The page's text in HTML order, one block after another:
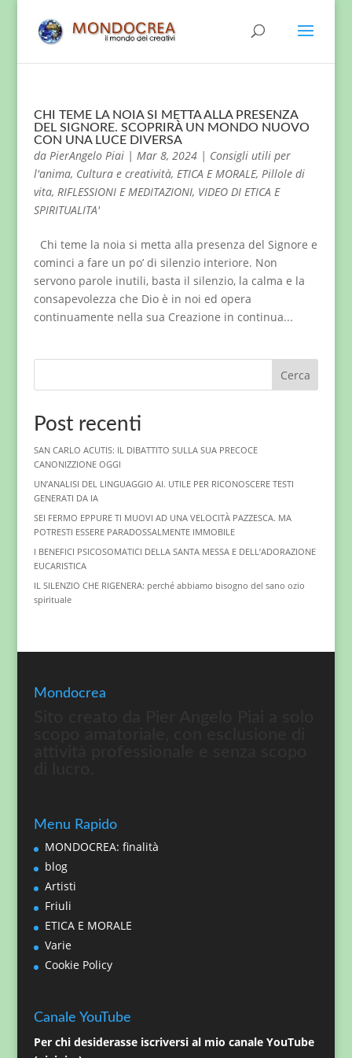
CHI TEME LA NOIA SI METTA ALLA PRESENZA
DEL SIGNORE. SCOPRIRÀ UN MONDO NUOVO
CON UNA LUCE DIVERSA
da PierAngelo Piai| Mar 8, 2024| Consigli utili per
l'anima, Cultura e creatività, ETICA E MORALE, Pillole di
vita, RIFLESSIONI E MEDITAZIONI, VIDEO DI ETICA E
SPIRITUALITA'
Chi teme la noia si metta alla presenza del Signore e
cominci a fare un po’ di silenzio interiore. Non
servono parole inutili, basta il silenzio, la calma e la
consapevolezza che Dio è in noi ed opera
continuamente nella sua Creazione in continua...
Cerca
Post recenti
SAN CARLO ACUTIS: IL DIBATTITO SULLA SUA PRECOCE
CANONIZZIONE OGGI
UN’ANALISI DEL LINGUAGGIO AI. UTILE PER RICONOSCERE TESTI
GENERATI DA IA
SEI FERMO EPPURE TI MUOVI AD UNA VELOCITÀ PAZZESCA. MA
POTRESTI ESSERE PARADOSSALMENTE IMMOBILE
I BENEFICI PSICOSOMATICI DELLA SANTA MESSA E DELL’ADORAZIONE
EUCARISTICA
IL SILENZIO CHE RIGENERA: perché abbiamo bisogno del sano ozio
spirituale
Mondocrea
Menu Rapido
MONDOCREA: finalità
blog
Artisti
Friuli
ETICA E MORALE
Varie
Cookie Policy
Canale YouTube
Per chi desiderasse iscriversi al mio canale YouTube